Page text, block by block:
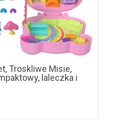
Troskliwe Misie,
laleczka i